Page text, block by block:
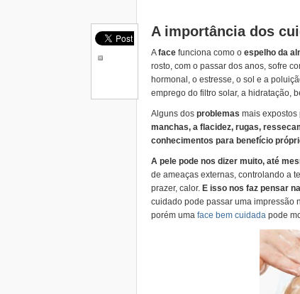
A importância dos
Aface funciona como o espelho da
rosto, com o passar dos anos, sofre
hormonal, o estresse, o sol e a
emprego do filtro solar, a hidratação,
Alguns dos problemas mais
manchas, a flacidez, rugas,
conhecimentos para benefício
A pele pode nos dizer muito, até
de ameaças externas, controlando a
prazer, calor. E isso nos faz pensar
cuidado pode passar uma impressão
porém uma face bem cuidada pode